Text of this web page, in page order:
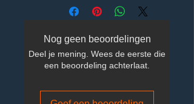
Nog geen beoordelingen
Deel je mening. Wees de eerste die
een beoordeling achterlaat.